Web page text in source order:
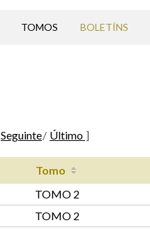
TOMOS BOLETÍNS
Seguinte/ Último ]
Tomo
TOMO 2
TOMO 2